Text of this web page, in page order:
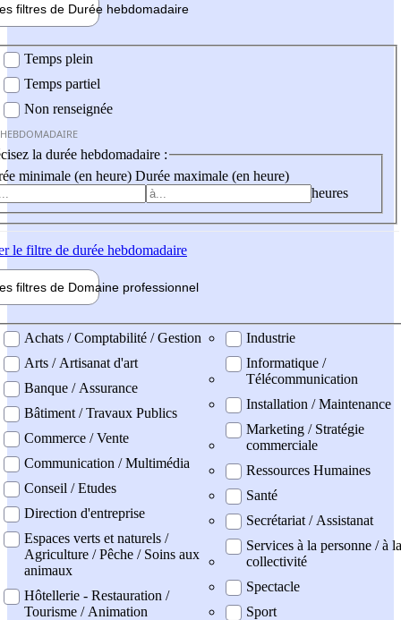
filtres de Durée hebdomadaire
Temps plein
Temps partiel
Non renseignée
la durée hebdomadaire :
minimale (en heure) Durée maximale (en heure)
heures
le filtre de durée hebdomadaire
filtres de Domaine professionnel
professionel
Achats / Comptabilité / Gestion
Arts / Artisanat d'art
Banque / Assurance
Bâtiment / Travaux Publics
Commerce / Vente
Communication / Multimédia
Conseil / Etudes
Direction d'entreprise
Espaces verts et naturels /
Agriculture / Pêche / Soins aux
animaux
Hôtellerie - Restauration /
Tourisme / Animation
Industrie
Informatique /
Télécommunication
Installation / Maintenance
Marketing / Stratégie
commerciale
Ressources Humaines
Santé
Secrétariat / Assistanat
Services à la personne / à la
collectivité
Spectacle
Sport